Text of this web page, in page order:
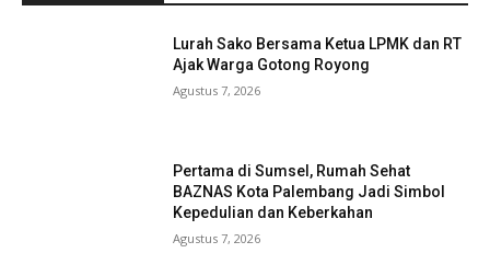
Lurah Sako Bersama Ketua LPMK dan RT
Ajak Warga Gotong Royong
Agustus 7, 2026
Pertama di Sumsel, Rumah Sehat
BAZNAS Kota Palembang Jadi Simbol
Kepedulian dan Keberkahan
Agustus 7, 2026